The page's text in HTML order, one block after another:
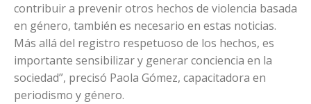
contribuir a prevenir otros hechos de violencia basada
en género, también es necesario en estas noticias.
Más allá del registro respetuoso de los hechos, es
importante sensibilizar y generar conciencia en la
sociedad”, precisó Paola Gómez, capacitadora en
periodismo y género.